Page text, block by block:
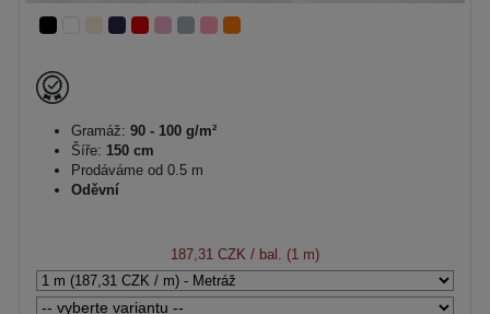
Gramáž: 90 - 100 g/m²
Šíře: 150 cm
Prodáváme od 0.5 m
Oděvní
187,31 CZK / bal. (1 m)